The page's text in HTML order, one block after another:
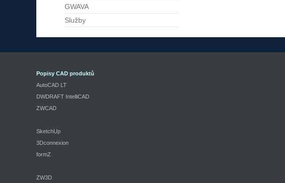
GWAVA
Služby
Popisy CAD produktů
AutoCAD LT
DWDRAFT IntelliCAD
ZWCAD
SketchUp
3Dconnexion
formZ
ZW3D